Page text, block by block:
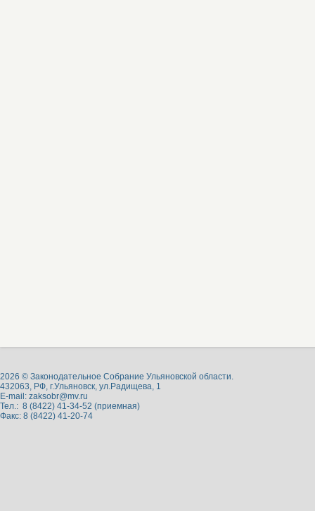
2026 © Законодательное Собрание Ульяновской области.
432063, РФ, г.Ульяновск, ул.Радищева, 1
E-mail: zaksobr@mv.ru
Тел.: 8 (8422) 41-34-52 (приемная)
Факс: 8 (8422) 41-20-74